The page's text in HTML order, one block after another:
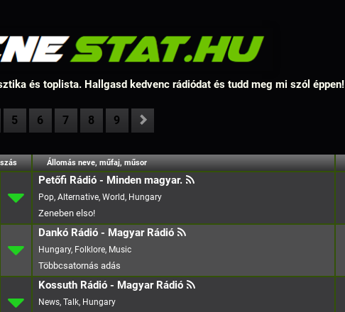
és toplista. Hallgasd kedvenc rádiódat és tudd meg mi szól éppen!
5 6 7 8 9
Állomás neve, műfaj, műsor
Petőfi Rádió - Minden magyar.
Pop, Alternative, World, Hungary
Zeneben elso!
Dankó Rádió - Magyar Rádió
Hungary, Folklore, Music
Kossuth Rádió - Magyar Rádió
News, Talk, Hungary